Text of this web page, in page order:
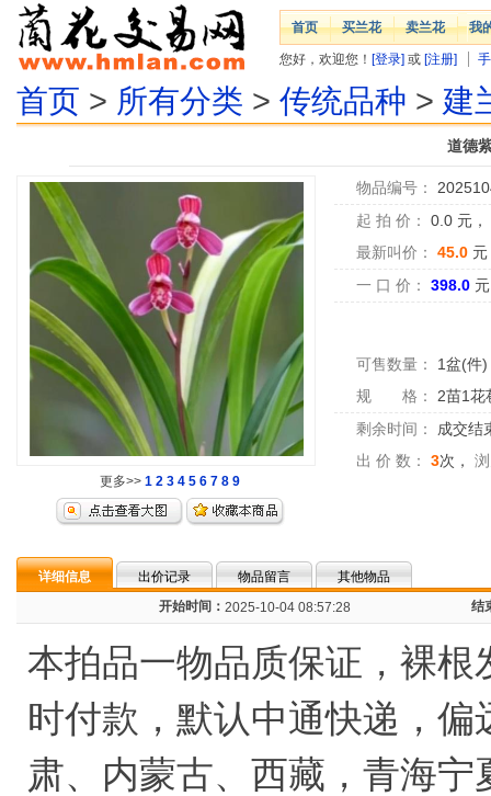
首页 买兰花 卖兰花 我
您好，欢迎您！ [登录] 或 [注册]
首页 > 所有分类 > 传统品种 > 建
道德
更多>> 1 2 3 4 5 6 7 8 9
物品编号：
起 拍 价：
0.0 元，
最新叫价：
45.0 元
一 口 价：
398.0 元
可售数量： 1盆(件)
规 格：
2苗1花
剩余时间：
成交结
出 价 数：
3次，
详细信息 出价记录 物品留言
其他物品
开始时间： 2025-10-04 08:57:28 结
本拍品一物品质保证，裸
时付款，默认中通快递，
肃、内蒙古、西藏，青海